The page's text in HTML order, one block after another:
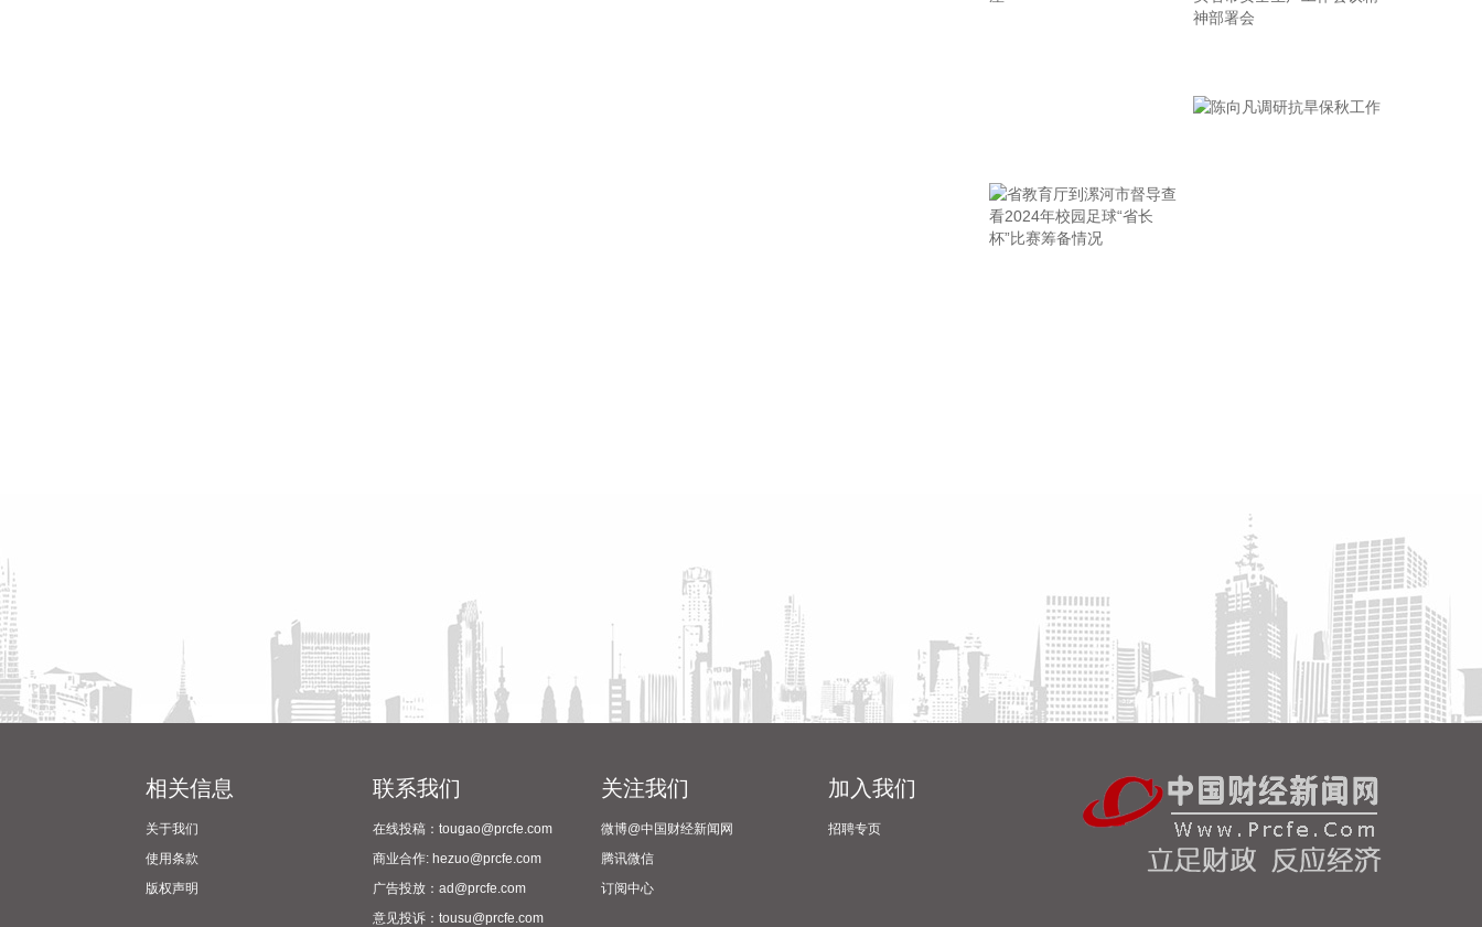
电子化学品持续拉升，截至发稿，中巨芯涨超11%，
2026-08-06 09:50:29
当地时间8月5日晚，据美国媒体报道，美国副总统万
数字货币概念异动拉升，截至发稿，博彦科技、新北
洋等涨停，创识科技、任子行、优博讯等跟涨。
2026-08-06 09:40:12
煤炭板块盘初拉升，截至发稿，昊华能源涨超7%，
黄金概念板块高开，盛达资源高开9.98%，招金黄
金、赤峰黄金、四川黄金等均高开超5%。
座
实省市安全生产工作会议
相关信息
关于我们
使用条款
版权声明
联系我们
在线投稿：tougao@prcfe.com
商业合作: hezuo@prcfe.com
广告投放：ad@prcfe.com
意见投诉：tousu@prcfe.com
关注我们
微博@中国财经新闻网
腾讯微信
订阅中心
加入我们
招聘专页